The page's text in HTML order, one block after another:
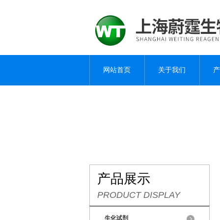
网站首页 关于我们
产品展示
PRODUCT DISPLAY
生化试剂